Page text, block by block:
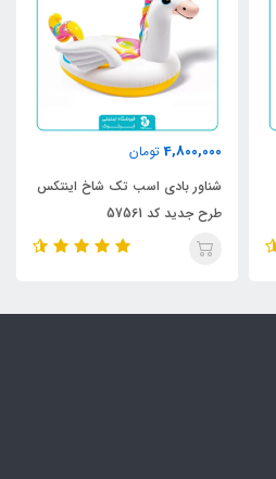
4,800,000 تومان
شناور بادی اسب تک شاخ اینتکس
طرح جدید کد 57561